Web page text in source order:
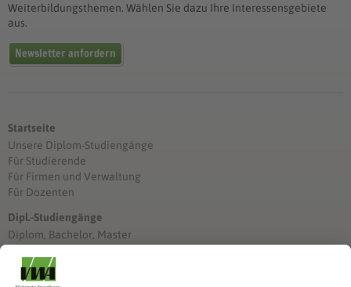
Weiterbildungsthemen. Wählen Sie dazu Ihre Interessensgebiete
aus.
Newsletter anfordern
Startseite
Unsere Diplom-Studiengänge
Für Studierende
Für Firmen und Verwaltung
Für Dozenten
Dipl.-Studiengänge
Diplom, Bachelor, Master
Stimmen unserer Absolventinnen und Absolventen